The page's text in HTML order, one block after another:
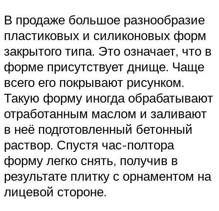
В продаже большое разнообразие
пластиковых и силиконовых форм
закрытого типа. Это означает, что в
форме присутствует днище. Чаще
всего его покрывают рисунком.
Такую форму иногда обрабатывают
отработанным маслом и заливают
в неё подготовленный бетонный
раствор. Спустя час-полтора
форму легко снять, получив в
результате плитку с орнаментом на
лицевой стороне.